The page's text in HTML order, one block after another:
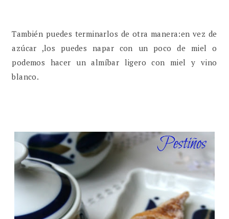
También puedes terminarlos de otra manera:en vez de
azúcar ,los puedes napar con un poco de miel o
podemos hacer un almíbar ligero con miel y vino
blanco.